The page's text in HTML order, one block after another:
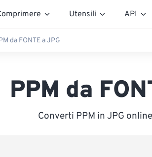
Utensili API
da FONTE a JPG
PPM da
Converti PPM in JPG